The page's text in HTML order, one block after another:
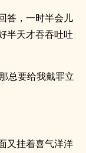
答，一时半会儿
半天才吞吞吐吐
总要给我戴罪立
又挂着喜气洋洋